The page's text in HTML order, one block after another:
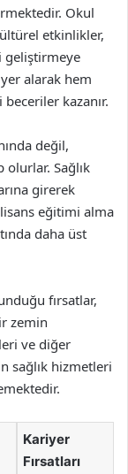
Okul
etkinlikler,
geliştirmeye
alarak hem
kazanır.
değil,
olurlar. Sağlık
girerek
eğitimi alma
daha üst
fırsatlar,
zemin
ve diğer
sağlık hizmetleri
Kariyer
Fırsatları